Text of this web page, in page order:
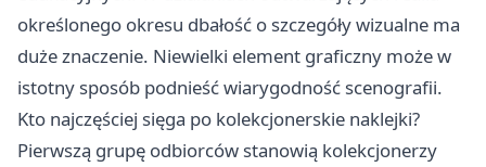
określonego okresu dbałość o szczegóły wizualne ma
duże znaczenie. Niewielki element graficzny może w
istotny sposób podnieść wiarygodność scenografii.
Kto najczęściej sięga po kolekcjonerskie naklejki?
Pierwszą grupę odbiorców stanowią kolekcjonerzy